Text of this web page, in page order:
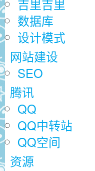
吉里吉里
数据库
设计模式
网站建设
SEO
腾讯
QQ
QQ中转站
QQ空间
资源